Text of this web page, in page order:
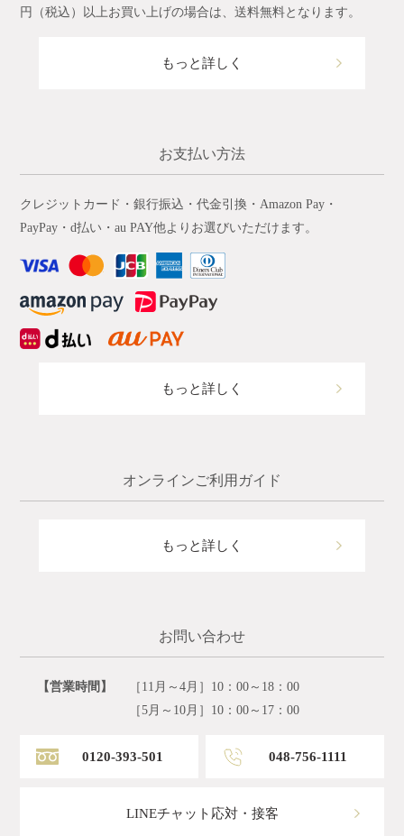
円（税込）以上お買い上げの場合は、送料無料となります。
もっと詳しく
お支払い方法
クレジットカード・銀行振込・代金引換・Amazon Pay・
PayPay・d払い・au PAY他よりお選びいただけます。
もっと詳しく
オンラインご利用ガイド
もっと詳しく
お問い合わせ
【営業時間】
［11月～4月］10：00～18：00
［5月～10月］10：00～17：00
0120-393-501 048-756-1111
LINEチャット応対・接客